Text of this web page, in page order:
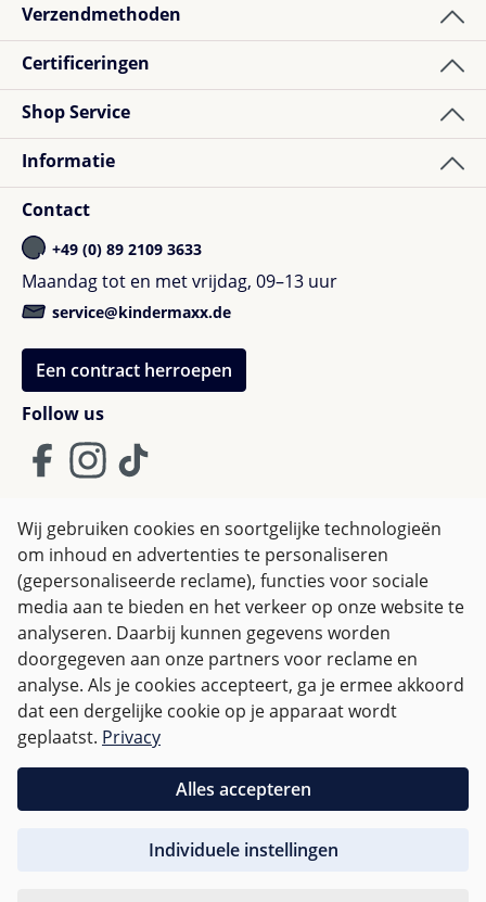
Verzendmethoden
Certificeringen
Follow us
Shop Service
Informatie
Contact
+49 (0) 89 2109 3633
Maandag tot en met vrijdag, 09–13 uur
service@kindermaxx.de
Een contract herroepen
Algemene Voorwaarden
Privacy policy & Cookies
Herroepingsrecht
Alle prijzen incl. btw plusverzendkosten en eventuele
bezorgkosten, indien niet anders vermeld.
verzendkostenvrij.
Voor andere landen wordt er op basis van
afgerekend.
Wij gebruiken cookies en soortgelijke technologieën
om inhoud en advertenties te personaliseren
(gepersonaliseerde reclame), functies voor sociale
media aan te bieden en het verkeer op onze website te
analyseren. Daarbij kunnen gegevens worden
doorgegeven aan onze partners voor reclame en
analyse. Als je cookies accepteert, ga je ermee akkoord
dat een dergelijke cookie op je apparaat wordt
geplaatst. Privacy
Individuele instellingen
Alles accepteren